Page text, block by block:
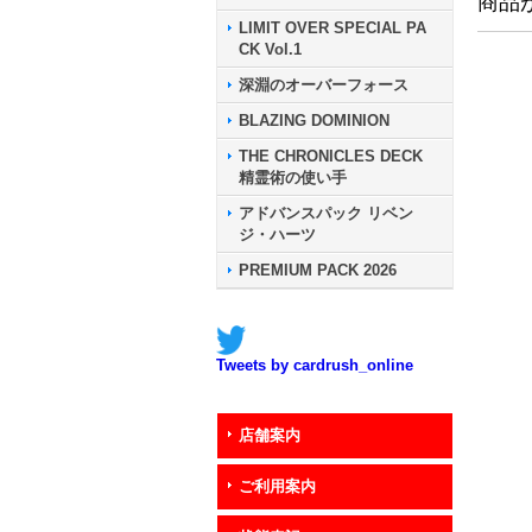
LIMIT OVER SPECIAL PA
CK Vol.1
深淵のオーバーフォース
BLAZING DOMINION
THE CHRONICLES DECK
精霊術の使い手
アドバンスパック リベン
ジ・ハーツ
PREMIUM PACK 2026
Tweets by cardrush_online
店舗案内
ご利用案内